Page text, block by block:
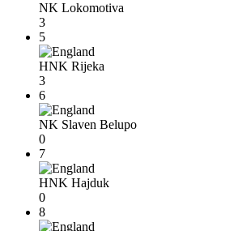
NK Lokomotiva
3
5
HNK Rijeka
3
6
NK Slaven Belupo
0
7
HNK Hajduk
0
8